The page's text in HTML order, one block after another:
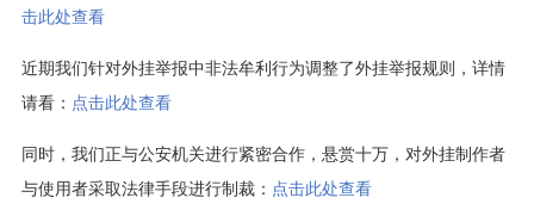
击此处查看
近期我们针对外挂举报中非法牟利行为调整了外挂举报规则，详情
请看： 点击此处查看
同时，我们正与公安机关进行紧密合作，悬赏十万，对外挂制作者
与使用者采取法律手段进行制裁： 点击此处查看